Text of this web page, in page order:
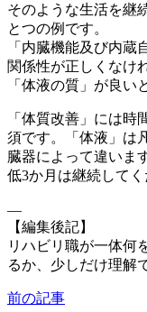
そのような生活を継
とつの例です。
「内臓機能及び内
関係性が正しくなけ
「体液の質」が良い
「体質改善」には
須です。「体液」は
臓器によって違いま
低3か月は継続してく
—
【編集後記】
リハビリ職が一体何
るか、少しだけ理解
前の記事